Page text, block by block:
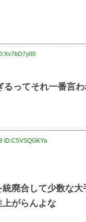
るってそれ一番言
ID:C5VSQGKYa
統廃合して少数な
がらんよな